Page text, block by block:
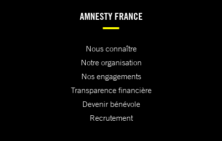
AMNESTY FRANCE
Nous connaître
Notre organisation
Nos engagements
Transparence financière
Devenir bénévole
Recrutement